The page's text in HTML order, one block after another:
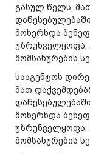
გასულ წელს,
მოხერხდა
უზრუნველყოფა,
მომსახურების
სააგენტოს
მათ
მოხერხდა
უზრუნველყოფა,
მომსახურების